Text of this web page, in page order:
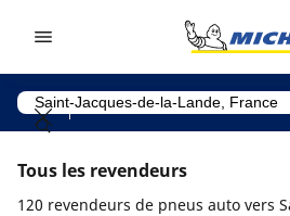
Tous les revendeurs
120 revendeurs de pneus auto vers